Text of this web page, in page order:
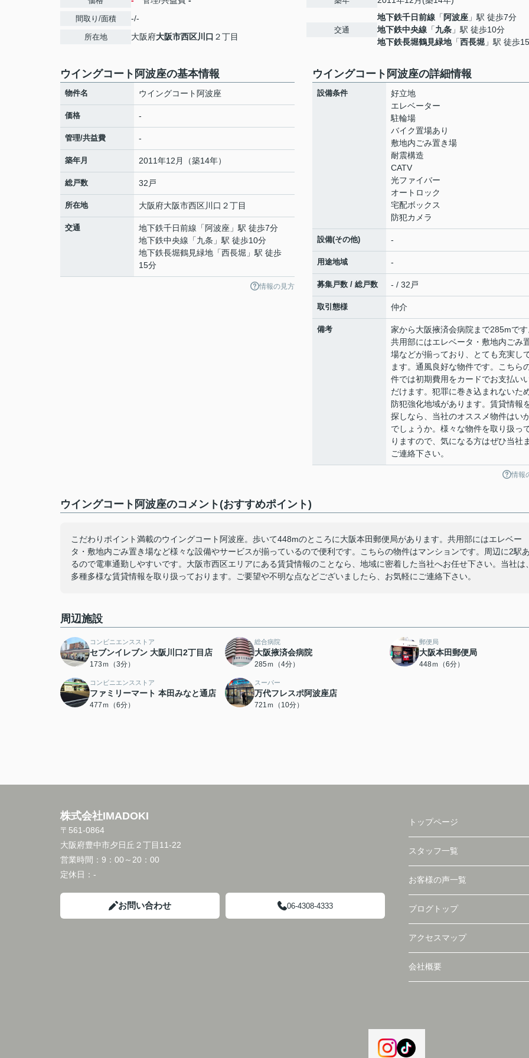
間取り/面積 -/-
所在地 大阪府大阪市西区川口 ２丁目
交通
地下鉄千日前線 「 阿波座 」駅 徒歩7分
地下鉄中央線 「九条 」駅 徒歩10分
地下鉄長堀鶴見緑地「西長堀 」駅 徒歩
ウイングコート阿波座の基本情報
物件名 ウイングコート阿波座
価格 -
管理/共益費 -
築年月 2011年12月（築14年）
総戸数 32戸
所在地 大阪府大阪市西区川口 ２丁目
交通 地下鉄千日前線 「 阿波座 」駅 徒歩7分
地下鉄中央線 「九条 」駅 徒歩10分
地下鉄長堀鶴見緑地 「西長堀 」駅 徒歩
15分
情報の見方
ウイングコート阿波座の詳細情報
設備条件
好立地
エレベーター
駐輪場
バイク置場あり
敷地内ごみ置き場
耐震構造
CATV
光ファイバー
オートロック
宅配ボックス
防犯カメラ
設備(その他) -
用途地域 -
募集戸数 / 総戸数 - / 32戸
取引態様 仲介
備考
家から大阪掖済会病院まで285mで
共用部にはエレベータ・敷地内ごみ
場などが揃っており、とても充実し
ます。通風良好な物件です。こちら
件では初期費用をカードでお支払い
だけます。犯罪に巻き込まれないた
防犯強化地域があります。賃貸情報
探しなら、当社のオススメ物件はい
でしょうか。様々な物件を取り扱っ
りますので、気になる方はぜひ当社
ご連絡下さい。
情報
ウイングコート阿波座のコメント(おすすめポイント)
こだわりポイント満載のウイングコート阿波座。歩いて448mのところに大阪本田郵便局があります。共用部にはエレベー
タ・敷地内ごみ置き場など様々な設備やサービスが揃っているので便利です。こちらの物件はマンションです。周辺に2駅
るので電車通勤しやすいです。大阪市西区エリアにある賃貸情報のことなら、地域に密着した当社へお任せ下さい。当社は
多種多様な賃貸情報を取り扱っております。ご要望や不明な点などございましたら、お気軽にご連絡下さい。
周辺施設
コンビニエンスストア
セブンイレブン 大阪川口2丁目店
173ｍ（3分）
総合病院
大阪掖済会病院
285ｍ（4分）
郵便局
大阪本田郵便局
448ｍ（6分）
コンビニエンスストア
ファミリーマート 本田みなと通店
477ｍ（6分）
スーパー
万代フレスポ阿波座店
721ｍ（10分）
株式会社IMADOKI
〒561-0864
大阪府豊中市夕日丘２丁目11-22
営業時間： 9：00～20：00
定休日： -
お問い合わせ 06-4308-4333
トップページ
スタッフ一覧
お客様の声一覧
ブログトップ
アクセスマップ
会社概要